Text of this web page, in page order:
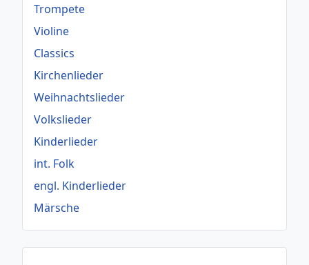
Trompete
Violine
Classics
Kirchenlieder
Weihnachtslieder
Volkslieder
Kinderlieder
int. Folk
engl. Kinderlieder
Märsche